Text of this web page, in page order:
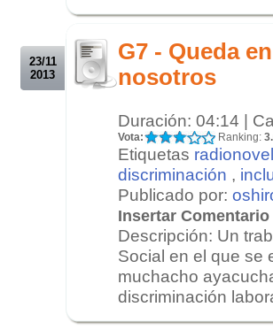
23/11
2013
G7 - Queda
nosotros
Duración: 04:14 |
Vota: Ranking:
Etiquetas
discriminación ,
Publicado por:
Insertar Comentario
Descripción: Un
Social en el que se
muchacho
discriminación